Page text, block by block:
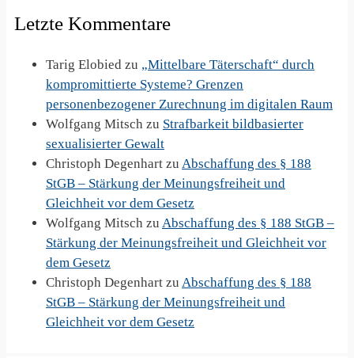
Letzte Kommentare
Tarig Elobied zu „Mittelbare Täterschaft“ durch
kompromittierte Systeme? Grenzen
personenbezogener Zurechnung im digitalen Raum
Wolfgang Mitsch zu Strafbarkeit bildbasierter
sexualisierter Gewalt
Christoph Degenhart zu Abschaffung des § 188
StGB – Stärkung der Meinungsfreiheit und
Gleichheit vor dem Gesetz
Wolfgang Mitsch zu Abschaffung des § 188 StGB –
Stärkung der Meinungsfreiheit und Gleichheit vor
dem Gesetz
Christoph Degenhart zu Abschaffung des § 188
StGB – Stärkung der Meinungsfreiheit und
Gleichheit vor dem Gesetz